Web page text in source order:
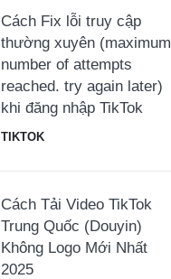
Cách Fix lỗi truy cập
thường xuyên (maximum
number of attempts
reached. try again later)
khi đăng nhập TikTok
TIKTOK
Cách Tải Video TikTok
Trung Quốc (Douyin)
Không Logo Mới Nhất
2025